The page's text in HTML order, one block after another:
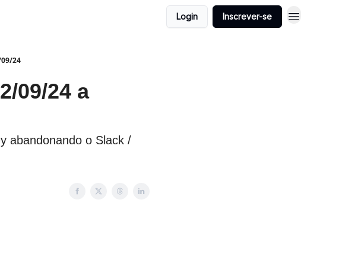
Login Inscrever-se
24
09/24 a
abandonando o Slack /